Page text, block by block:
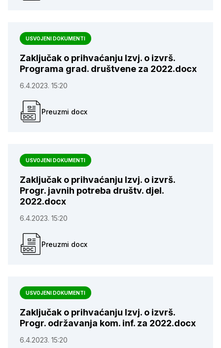
USVOJENI DOKUMENTI
Zaključak o prihvaćanju Izvj. o izvrš.
Programa grad. društvene za 2022.docx
6.4.2023. 15:20
Preuzmi docx
USVOJENI DOKUMENTI
Zaključak o prihvaćanju Izvj. o izvrš.
Progr. javnih potreba društv. djel.
2022.docx
6.4.2023. 15:20
Preuzmi docx
USVOJENI DOKUMENTI
Zaključak o prihvaćanju Izvj. o izvrš.
Progr. održavanja kom. inf. za 2022.docx
6.4.2023. 15:20